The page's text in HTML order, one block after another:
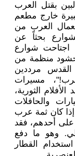
بقتل العرب
خارج مطعم
العرب من
بحثاً عن
اجتاحت شوارع
منظمة من
مرددين
مسيرات
الثورية،
والحافلات
كان ثمة عرب
على أحدهم، فقد
وهو ما دفع
القطار